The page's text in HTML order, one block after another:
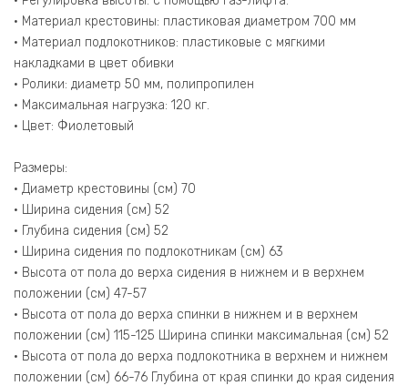
• Материал крестовины: пластиковая диаметром 700 мм
• Материал подлокотников: пластиковые с мягкими
накладками в цвет обивки
• Ролики: диаметр 50 мм, полипропилен
• Максимальная нагрузка: 120 кг.
• Цвет: Фиолетовый
Размеры:
• Диаметр крестовины (см) 70
• Ширина сидения (см) 52
• Глубина сидения (см) 52
• Ширина сидения по подлокотникам (см) 63
• Высота от пола до верха сидения в нижнем и в верхнем
положении (см) 47-57
• Высота от пола до верха спинки в нижнем и в верхнем
положении (см) 115-125 Ширина спинки максимальная (см) 52
• Высота от пола до верха подлокотника в верхнем и нижнем
положении (см) 66-76 Глубина от края спинки до края сидения